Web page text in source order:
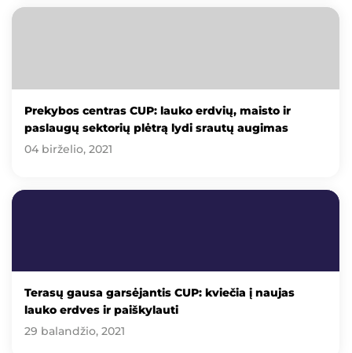
Prekybos centras CUP: lauko erdvių, maisto ir
paslaugų sektorių plėtrą lydi srautų augimas
04 birželio, 2021
Terasų gausa garsėjantis CUP: kviečia į naujas
lauko erdves ir paiškylauti
29 balandžio, 2021